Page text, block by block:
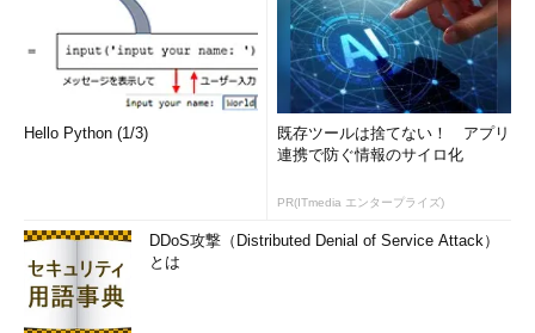
Hello Python (1/3)
既存ツールは捨てない！ アプリ
連携で防ぐ情報のサイロ化
PR(ITmedia エンタープライズ)
DDoS攻撃（Distributed Denial of Service Attack）
とは